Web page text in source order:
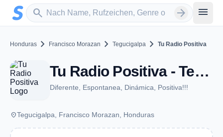
Zum Hauptinhalt springen
search
Sender suchen arrow_forward menu
Honduras chevron_right Francisco Morazan chevron_right Tegucigalpa chevron_right Tu Radio Positiva
Tu Radio Positiva - Tegucigalpa
Diferente, Espontanea, Dinámica, Positiva!!!
placeTegucigalpa, Francisco Morazan, Honduras